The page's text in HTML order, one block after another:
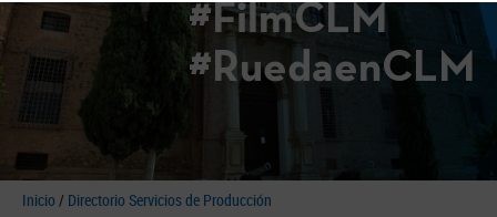
#FilmCLM
#RuedaenCLM
Inicio / Directorio Servicios de Producción